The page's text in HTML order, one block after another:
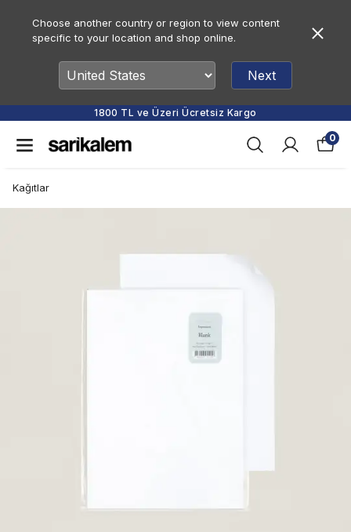
Choose another country or region to view content
specific to your location and shop online.
Next
1800 TL ve Üzeri Ücretsiz Kargo
0
Kağıtlar